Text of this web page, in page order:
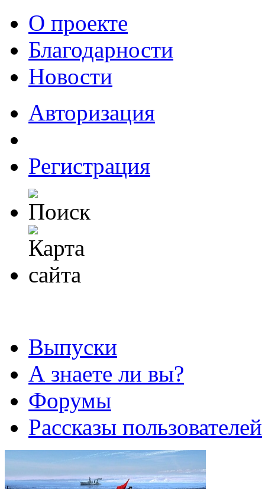
О проекте
Благодарности
Новости
Авторизация
Регистрация
Выпуски
А знаете ли вы?
Форумы
Рассказы пользователей